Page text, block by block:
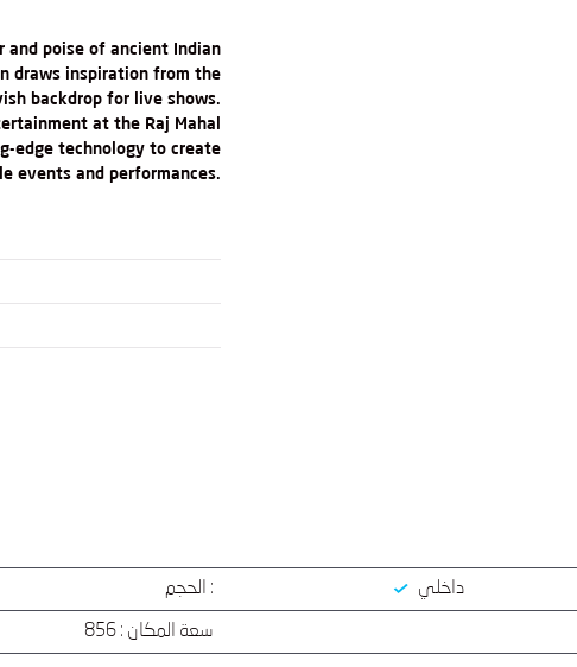
and poise of ancient Indian
draws inspiration from the
backdrop for live shows.
at the Raj Mahal
edge technology to create
events and performances.
الحجم : داخلي
سعة المكان : 856